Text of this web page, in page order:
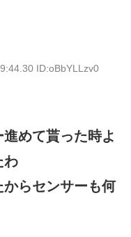
ID:oBbYLLzv0
めて貰った時よ
わ
らセンサーも何